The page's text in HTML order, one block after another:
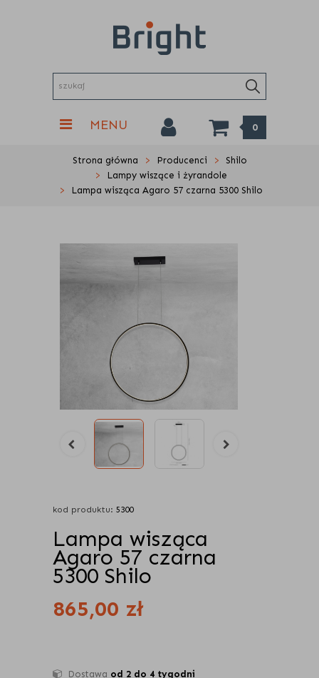
MENU 0
Strona główna Producenci
Shilo
Lampy wiszące i żyrandole
Lampa wisząca Agaro 57 czarna 5300 Shilo
kod produktu: 5300
Lampa wisząca
Agaro 57 czarna
5300 Shilo
865,00 zł
Dostawa od 2 do 4 tygodni